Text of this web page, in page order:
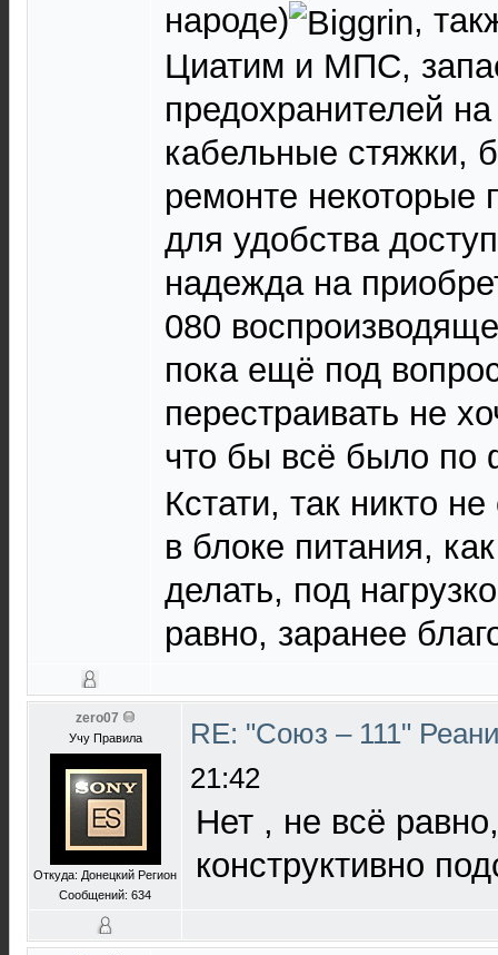
народе)
,
Циатим и МПС,
предохранителей
кабельные стяжки,
ремонте некоторые
для удобства
надежда на
080
пока ещё под
перестраивать не
что бы всё было
Кстати, так никто
в блоке питания,
делать, под
равно, заранее
zero07
Учу Правила
Откуда: Донецкий Регион
Сообщений: 634
RE: "Союз – 111"
21:42
Нет , не всё
конструктивно